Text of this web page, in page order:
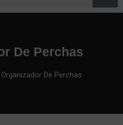
De Perchas
De Perchas